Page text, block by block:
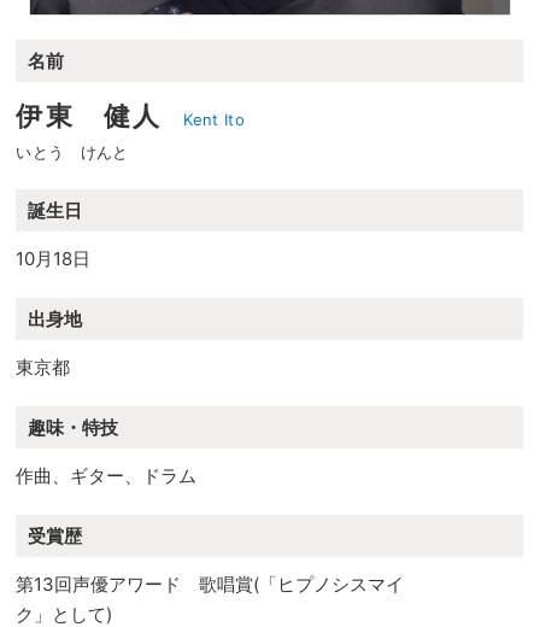
名前
伊東 健人
Kent Ito
いとう けんと
誕生日
10月18日
出身地
東京都
趣味・特技
作曲、ギター、ドラム
受賞歴
第13回声優アワード 歌唱賞(「ヒプノシスマイ
ク」として)